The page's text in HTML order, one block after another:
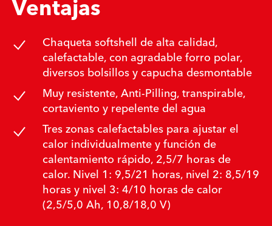
Ventajas
Chaqueta softshell de alta calidad,
calefactable, con agradable forro polar,
diversos bolsillos y capucha desmontable
Muy resistente, Anti-Pilling, transpirable,
cortaviento y repelente del agua
Tres zonas calefactables para ajustar el
calor individualmente y función de
calentamiento rápido, 2,5/7 horas de
calor. Nivel 1: 9,5/21 horas, nivel 2: 8,5/19
horas y nivel 3: 4/10 horas de calor
(2,5/5,0 Ah, 10,8/18,0 V)